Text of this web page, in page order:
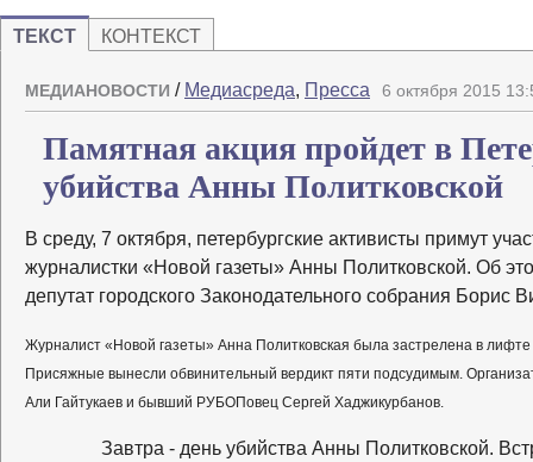
ТЕКСТ КОНТЕКСТ
МЕДИАНОВОСТИ / Медиасреда, Пресса 6 октября 2015
Памятная акция пройдет в
убийства Анны Политковской
В среду, 7 октября, петербургские активисты примут
журналистки «Новой газеты» Анны Политковской. Об
депутат городского Законодательного собрания Борис
Журналист «Новой газеты» Анна Политковская была застрелена в лифте
Присяжные вынесли обвинительный вердикт пяти подсудимым.
Али Гайтукаев и бывший РУБОПовец Сергей Хаджикурбанов.
Завтра - день убийства Анны Политковской.